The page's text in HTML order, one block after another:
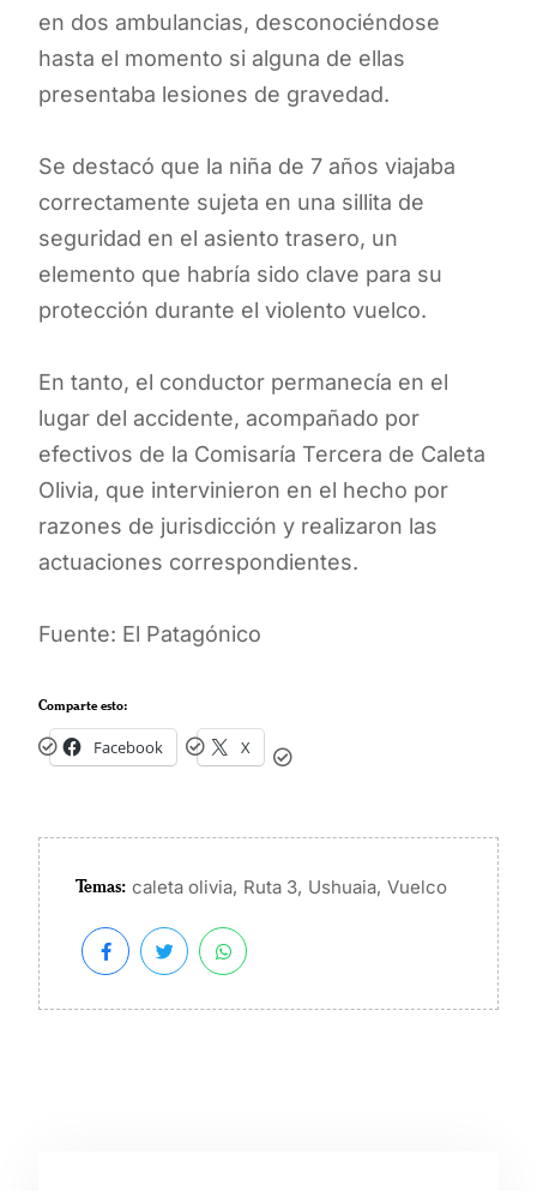
en dos ambulancias, desconociéndose
hasta el momento si alguna de ellas
presentaba lesiones de gravedad.
Se destacó que la niña de 7 años viajaba
correctamente sujeta en una sillita de
seguridad en el asiento trasero, un
elemento que habría sido clave para su
protección durante el violento vuelco.
En tanto, el conductor permanecía en el
lugar del accidente, acompañado por
efectivos de la Comisaría Tercera de Caleta
Olivia, que intervinieron en el hecho por
razones de jurisdicción y realizaron las
actuaciones correspondientes.
Fuente: El Patagónico
Comparte esto:
Facebook X
Temas: caleta olivia, Ruta 3, Ushuaia, Vuelco